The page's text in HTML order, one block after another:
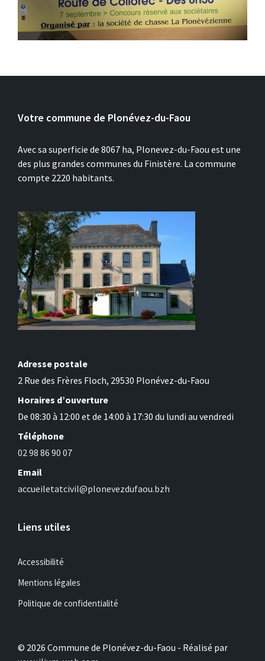
Votre commune de Plonévez-du-Faou
Avec sa superficie de 8067 ha, Plonevez-du-Faou est une
des plus grandes communes du Finistère. La commune
compte 2220 habitants.
Adresse postale
2 Rue des Frères Floch, 29530 Plonévez-du-Faou
Horaires d’ouverture
De 08:30 à 12:00 et de 14:00 à 17:30 du lundi au vendredi
Téléphone
02 98 86 90 07
Email
accueiletatcivil@plonevezdufaou.bzh
Liens utiles
Accessibilité
Mentions légales
Politique de confidentialité
© 2026 Commune de Plonévez-du-Faou - Réalisé par